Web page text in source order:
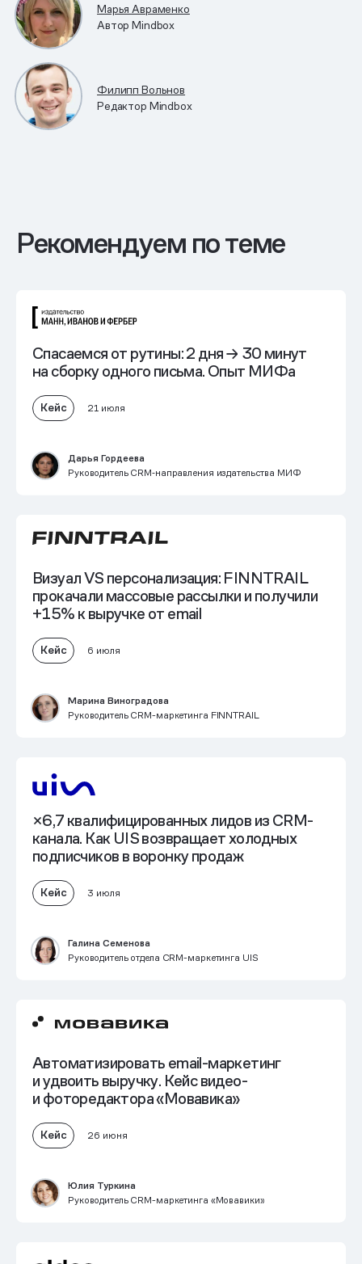
Марья Авраменко
Автор Mindbox
Филипп Вольнов
Редактор Mindbox
Рекомендуем по теме
Спасаемся от рутины:2 дня → 30 минут
на сборку одного письма. Опыт МИФа
Кейс 21 июля
Дарья Гордеева
Руководитель CRM‑направления издательства МИФ
Визуал VS персонализация: FINNTRAIL
прокачали массовые рассылки и получили
+15% к выручке от email
Кейс 6 июля
Марина Виноградова
Руководитель CRM-маркетинга FINNTRAIL
×6,7 квалифицированных лидов из CRM-
канала. Как UIS возвращает холодных
подписчиков в воронку продаж
Кейс 3 июля
Галина Семенова
Руководитель отдела CRM-маркетинга UIS
Автоматизировать email-маркетинг
иудвоить выручку. Кейс видео-
и фоторедактора «Мовавика»
Кейс 26 июня
Юлия Туркина
Руководитель CRM-маркетинга «Мовавики»